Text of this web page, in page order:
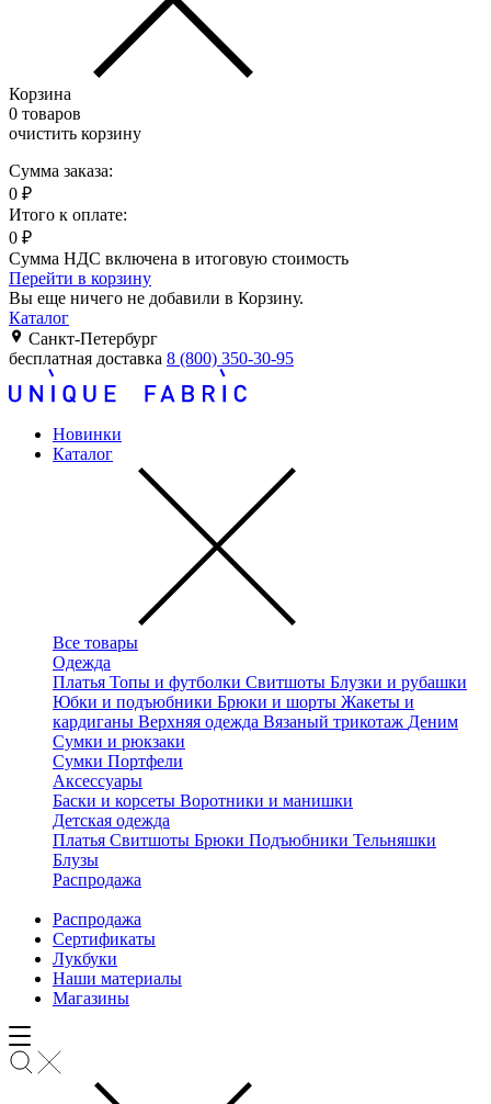
Корзина
0 товаров
очистить корзину
Сумма заказа:
0 ₽
Итого к оплате:
0 ₽
Сумма НДС включена в итоговую стоимость
Перейти в корзину
Вы еще ничего не добавили в Корзину.
Каталог
Санкт-Петербург
бесплатная доставка 8 (800) 350-30-95
Новинки
Каталог
Все товары
Одежда
Платья Топы и футболки Свитшоты Блузки и рубашки
Юбки и подъюбники Брюки и шорты Жакеты и
кардиганы Верхняя одежда Вязаный трикотаж Деним
Сумки и рюкзаки
Сумки Портфели
Аксессуары
Баски и корсеты Воротники и манишки
Детская одежда
Платья Свитшоты Брюки Подъюбники Тельняшки
Блузы
Распродажа
Распродажа
Сертификаты
Лукбуки
Наши материалы
Магазины